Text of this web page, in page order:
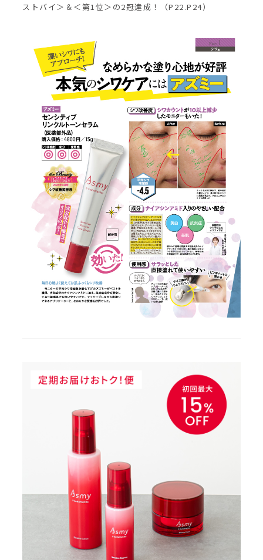
ストバイ＞＆＜第1位＞の2冠達成！（P22.P24）